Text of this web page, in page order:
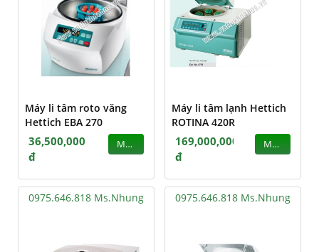
Máy li tâm roto văng
Hettich EBA 270
36,500,000
đ
MUA
Máy li tâm lạnh Hettich
ROTINA 420R
169,000,000
đ
MUA
0975.646.818 Ms.Nhung 0975.646.818 Ms.Nhung